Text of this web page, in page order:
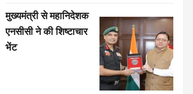
मुख्यमंत्री से महानिदेशक
एनसीसी ने की शिष्टाचार
भेंट